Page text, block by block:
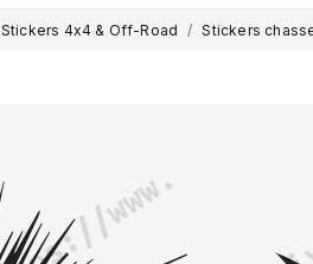
Stickers 4x4 & Off-Road Stickers